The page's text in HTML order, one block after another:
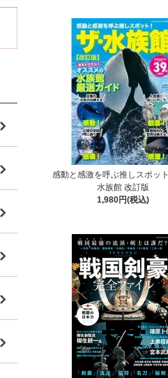
感動と感激を呼ぶ推しスポッ
水族館 改訂版
1,980円(税込)